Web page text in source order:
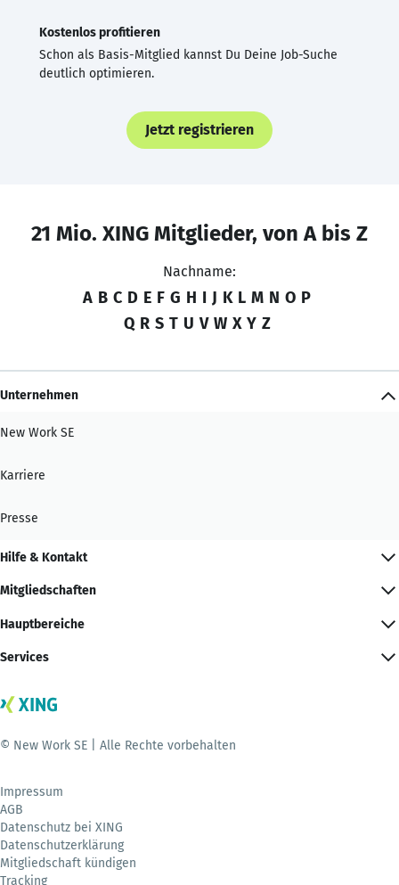
Kostenlos profitieren
Schon als Basis-Mitglied kannst Du Deine Job-Suche
deutlich optimieren.
Jetzt registrieren
21 Mio. XING Mitglieder, von A bis Z
Nachname:
A B C D E F G H I J K L M N O P
Q R S T U V W X Y Z
Unternehmen
New Work SE
Karriere
Presse
Hilfe & Kontakt
Mitgliedschaften
Hauptbereiche
Services
© New Work SE | Alle Rechte vorbehalten
Impressum
AGB
Datenschutz bei XING
Datenschutzerklärung
Mitgliedschaft kündigen
Tracking